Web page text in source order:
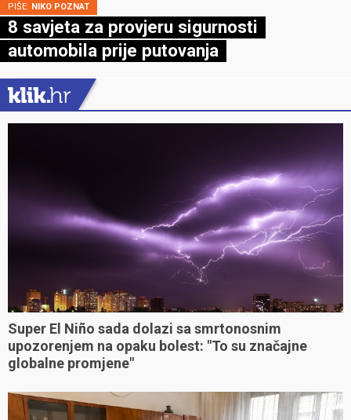
PIŠE: NIKO POZNAT
8 savjeta za provjeru sigurnosti
automobila prije putovanja
Super El Niño sada dolazi sa smrtonosnim
upozorenjem na opaku bolest: "To su značajne
globalne promjene"